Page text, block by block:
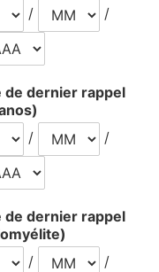
/
/
de dernier rappel
/
/
de dernier rappel
/
/